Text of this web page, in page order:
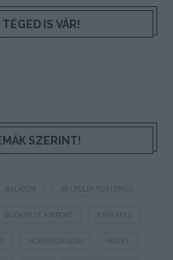
IS VÁR!
SZERINT!
BALATON BELFÖLDI TURIZMUS
BUDAPEST AIRPORT EMIRATES
HORVÁTORSZÁG HOTEL